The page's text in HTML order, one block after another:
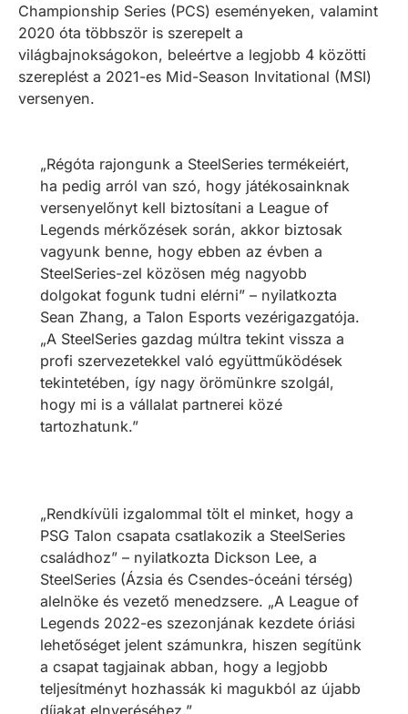
Championship Series (PCS) eseményeken, valamint
2020 óta többször is szerepelt a
világbajnokságokon, beleértve a legjobb 4 közötti
szereplést a 2021-es Mid-Season Invitational (MSI)
versenyen.
„Régóta rajongunk a SteelSeries termékeiért,
ha pedig arról van szó, hogy játékosainknak
versenyelőnyt kell biztosítani a League of
Legends mérkőzések során, akkor biztosak
vagyunk benne, hogy ebben az évben a
SteelSeries-zel közösen még nagyobb
dolgokat fogunk tudni elérni” – nyilatkozta
Sean Zhang, a Talon Esports vezérigazgatója.
„A SteelSeries gazdag múltra tekint vissza a
profi szervezetekkel való együttműködések
tekintetében, így nagy örömünkre szolgál,
hogy mi is a vállalat partnerei közé
tartozhatunk.”
„Rendkívüli izgalommal tölt el minket, hogy a
PSG Talon csapata csatlakozik a SteelSeries
családhoz” – nyilatkozta Dickson Lee, a
SteelSeries (Ázsia és Csendes-óceáni térség)
alelnöke és vezető menedzsere. „A League of
Legends 2022-es szezonjának kezdete óriási
lehetőséget jelent számunkra, hiszen segítünk
a csapat tagjainak abban, hogy a legjobb
teljesítményt hozhassák ki magukból az újabb